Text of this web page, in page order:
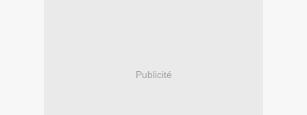
Publicité